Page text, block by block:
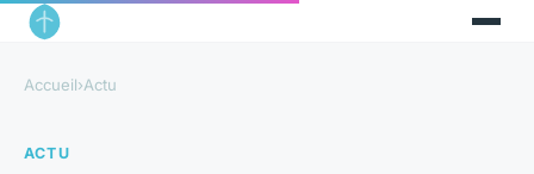
Accueil›Actu
ACTU